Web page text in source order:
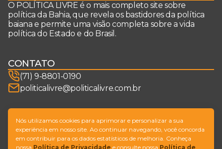
O POLÍTICA LIVRE é o mais completo site sobre
política da Bahia, que revela os bastidores da política
baiana e permite uma visão completa sobre a vida
política do Estado e do Brasil.
CONTATO
(71) 9-8801-0190
politicalivre@politicalivre.com.br
SIGA-NOS
Nós utilizamos cookies para aprimorar e personalizar a sua
experiência em nosso site. Ao continuar navegando, você concorda
em contribuir para os dados estatísticos de melhoria. Conheça
nossa Política de Privacidade e consulte nossa Política de